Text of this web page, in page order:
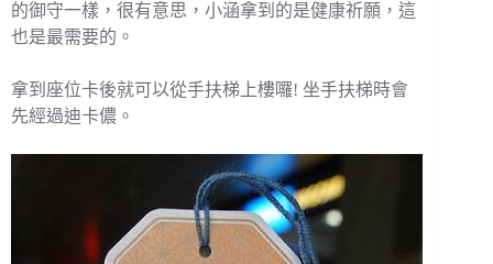
的御守一樣，很有意思，小涵拿到的是健康祈願，這
也是最需要的。
拿到座位卡後就可以從手扶梯上樓囉! 坐手扶梯時會
先經過迪卡儂。